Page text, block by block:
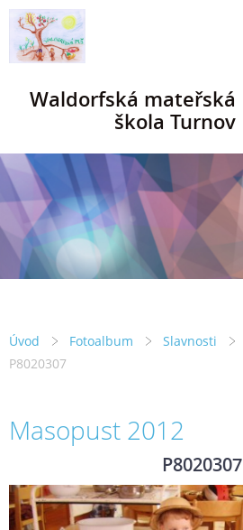
Waldorfská mateřská
škola Turnov
Úvod Fotoalbum Slavnosti
P8020307
Masopust 2012
P8020307